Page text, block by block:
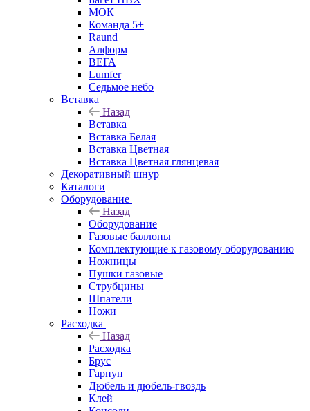
МОК
Команда 5+
Raund
Алформ
ВЕГА
Lumfer
Седьмое небо
Вставка
Назад
Вставка
Вставка Белая
Вставка Цветная
Вставка Цветная глянцевая
Декоративный шнур
Каталоги
Оборудование
Назад
Оборудование
Газовые баллоны
Комплектующие к газовому оборудованию
Ножницы
Пушки газовые
Струбцины
Шпатели
Ножи
Расходка
Назад
Расходка
Брус
Гарпун
Дюбель и дюбель-гвоздь
Клей